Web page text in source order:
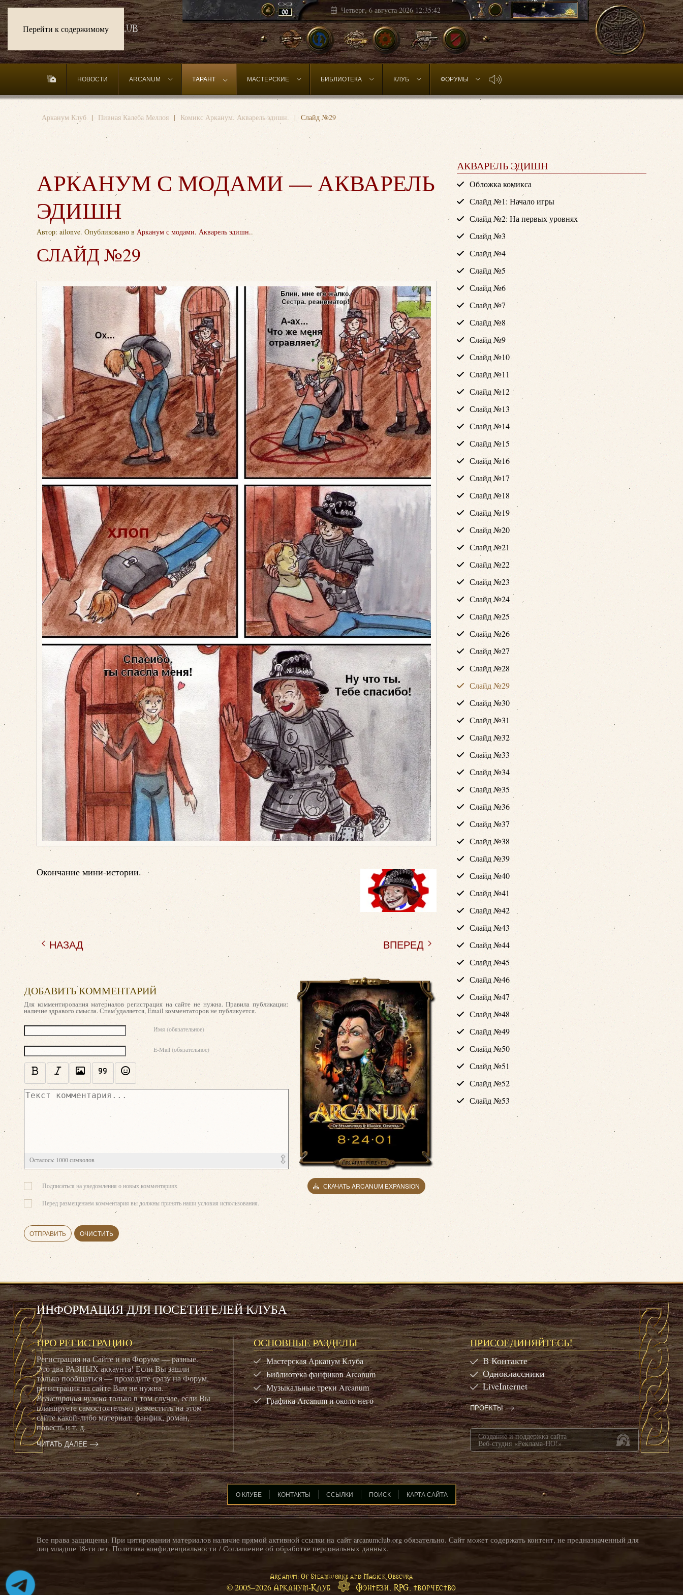
Перейти к содержимому
Четверг, 6 августа 2026 12:35:44
НОВОСТИ ARCANUM ТАРАНТ МАСТЕРСКИЕ БИБЛИОТЕКА КЛУБ ФОРУМЫ
Арканум Клуб Пивная Калеба Меллоя Комикс Арканум. Акварель эдишн. Слайд №29
АРКАНУМ С МОДАМИ — АКВАРЕЛЬ
ЭДИШН
Автор: ailonve. Опубликовано в Арканум с модами. Акварель эдишн..
СЛАЙД №29
Окончание мини-истории.
НАЗАД ВПЕРЕД
ДОБАВИТЬ КОММЕНТАРИЙ
Для комментирования материалов регистрация на сайте не нужна. Правила публикации:
наличие здравого смысла. Спам удаляется, Email комментаторов не публикуется.
Имя (обязательное)
E-Mail (обязательное)
Текст комментария
Осталось: 1000символов
Подписаться на уведомления о новых комментариях
Перед размещением комментария вы должны принять наши условия использования.
ОТПРАВИТЬ ОЧИСТИТЬ
СКАЧАТЬ ARCANUM EXPANSION
АКВАРЕЛЬ ЭДИШН
Обложка комикса
Слайд №1: Начало игры
Слайд №2: На первых уровнях
Слайд №3
Слайд №4
Слайд №5
Слайд №6
Слайд №7
Слайд №8
Слайд №9
Слайд №10
Слайд №11
Слайд №12
Слайд №13
Слайд №14
Слайд №15
Слайд №16
Слайд №17
Слайд №18
Слайд №19
Слайд №20
Слайд №21
Слайд №22
Слайд №23
Слайд №24
Слайд №25
Слайд №26
Слайд №27
Слайд №28
Слайд №29
Слайд №30
Слайд №31
Слайд №32
Слайд №33
Слайд №34
Слайд №35
Слайд №36
Слайд №37
Слайд №38
Слайд №39
Слайд №40
Слайд №41
Слайд №42
Слайд №43
Слайд №44
Слайд №45
Слайд №46
Слайд №47
Слайд №48
Слайд №49
Слайд №50
Слайд №51
Слайд №52
Слайд №53
ИНФОРМАЦИЯ ДЛЯ ПОСЕТИТЕЛЕЙ КЛУБА
ПРО РЕГИСТРАЦИЮ
Регистрация на Сайте и на Форуме — разные.
Это два РАЗНЫХ аккаунта! Если Вы зашли
только пообщаться — проходите сразу на Форум,
регистрация на сайте Вам не нужна.
Регистрация нужнатолько в том случае, если Вы
планируете самостоятельно разместить на этом
сайте какой-либо материал: фанфик, роман,
повесть и т. д.
ЧИТАТЬ ДАЛЕЕ
ОСНОВНЫЕ РАЗДЕЛЫ
Мастерская Арканум Клуба
Библиотека фанфиков Arcanum
Музыкальные треки Arcanum
Графика Arcanum и около него
ПРИСОЕДИНЯЙТЕСЬ!
В Контакте
Одноклассники
LiveInternet
ПРОЕКТЫ
Создание и поддержка сайта
Веб-студия «Реклама-НО!»
О КЛУБЕ КОНТАКТЫ ССЫЛКИ ПОИСК КАРТА САЙТА
Все права защищены. При цитировании материалов наличие прямой активной ссылки на сайт arcanumclub.org обязательно. Сайт может содержать контент, не предназначенный для
лиц младше 18-ти лет. Политика конфиденциальности / Соглашение об обработке персональных данных.
Arcanum: Of Steamworks and Magick Obscura
© 2005–2026 Арканум-Клуб Фэнтези, RPG, творчество